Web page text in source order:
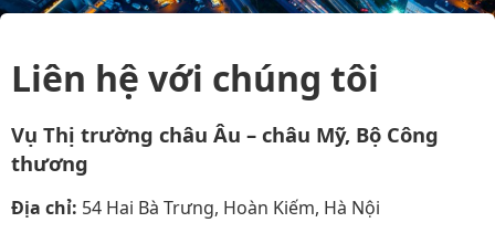
Liên hệ với chúng tôi
Vụ Thị trường châu Âu – châu Mỹ, Bộ Công
thương
Địa chỉ: 54 Hai Bà Trưng, Hoàn Kiếm, Hà Nội